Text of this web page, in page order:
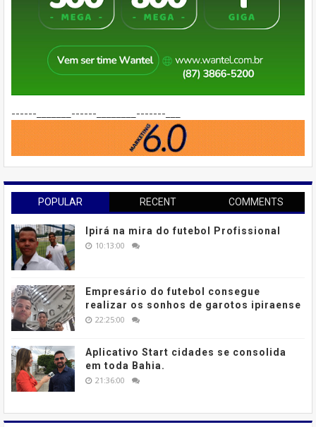
------_______------________-------___
POPULAR RECENT COMMENTS
Ipirá na mira do futebol Profissional
10:13:00
Empresário do futebol consegue
realizar os sonhos de garotos ipiraense
22:25:00
Aplicativo Start cidades se consolida
em toda Bahia.
21:36:00